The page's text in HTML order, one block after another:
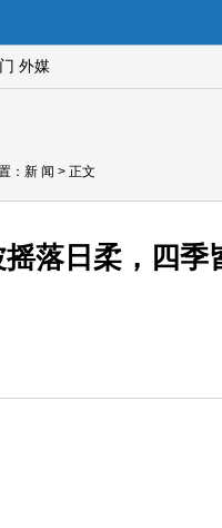
外媒
： 新 闻 > 正文
落日柔，四